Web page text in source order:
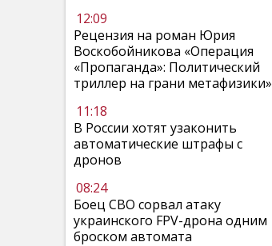
12:09
Рецензия на роман Юрия
Воскобойникова «Операция
«Пропаганда»: Политический
триллер на грани метафизики»
11:18
В России хотят узаконить
автоматические штрафы с
дронов
08:24
Боец СВО сорвал атаку
украинского FPV-дрона одним
броском автомата